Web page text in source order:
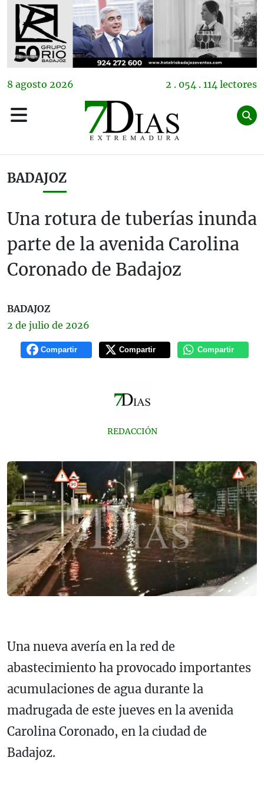
8 agosto 2026 2 . 054 . 114 lectores
BADAJOZ
Una rotura de tuberías inunda
parte de la avenida Carolina
Coronado de Badajoz
BADAJOZ
2 de julio de 2026
Compartir Compartir Compartir
REDACCIÓN
Una nueva avería en la red de
abastecimiento ha provocado importantes
acumulaciones de agua durante la
madrugada de este jueves en la avenida
Carolina Coronado, en la ciudad de
Badajoz.